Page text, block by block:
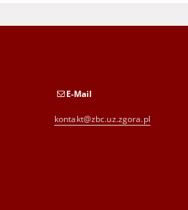
E-Mail
kontakt@zbc.uz.zgora.pl